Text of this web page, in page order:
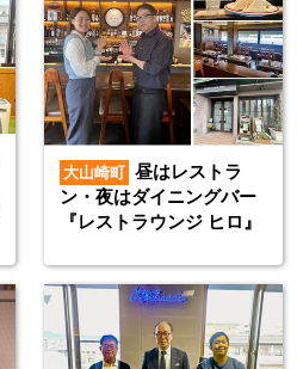
大山崎町 昼はレストラ
ン・夜はダイニングバー
『レストラウンジ ヒロ』